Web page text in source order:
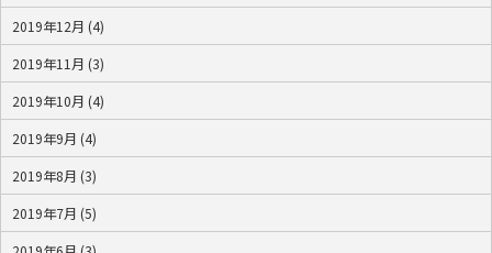
2019年12月 (4)
2019年11月 (3)
2019年10月 (4)
2019年9月 (4)
2019年8月 (3)
2019年7月 (5)